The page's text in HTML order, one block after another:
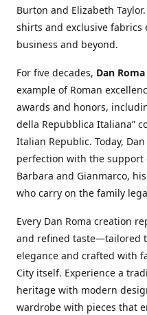
Burton and Elizabeth
shirts and exclusive
business and beyond.
For five decades, Dan Roma
example of Roman
awards and honors,
della Repubblica Italiana”
Italian Republic. Today,
perfection with the
Barbara and Gianmarco,
who carry on the family
Every Dan Roma creation
and refined taste—tailored
elegance and crafted with
City itself. Experience a
heritage with modern
wardrobe with pieces that